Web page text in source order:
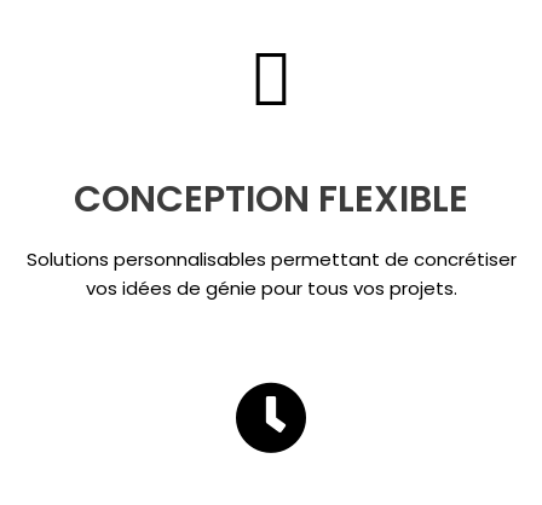
CONCEPTION FLEXIBLE
Solutions personnalisables permettant de concrétiser
vos idées de génie pour tous vos projets.